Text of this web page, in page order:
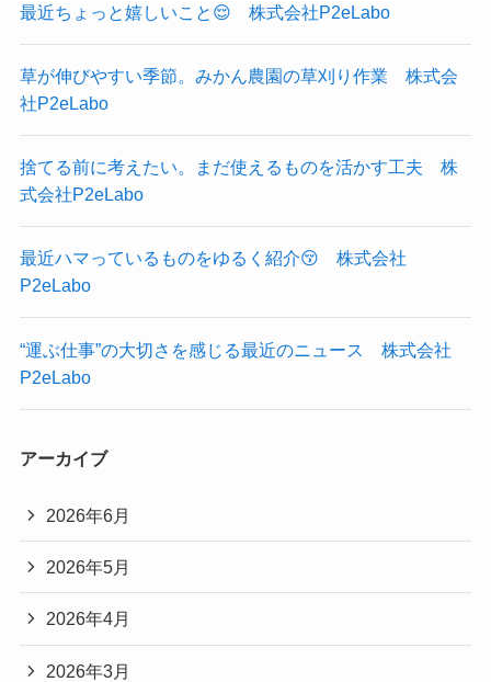
最近ちょっと嬉しいこと😌 株式会社P2eLabo
草が伸びやすい季節。みかん農園の草刈り作業 株式会
社P2eLabo
捨てる前に考えたい。まだ使えるものを活かす工夫 株
式会社P2eLabo
最近ハマっているものをゆるく紹介😚 株式会社
P2eLabo
“運ぶ仕事”の大切さを感じる最近のニュース 株式会社
P2eLabo
アーカイブ
2026年6月
2026年5月
2026年4月
2026年3月